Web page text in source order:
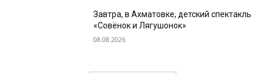
Завтра, в Ахматовке, детский спектакль
«Совёнок и Лягушонок»
08.08.2026